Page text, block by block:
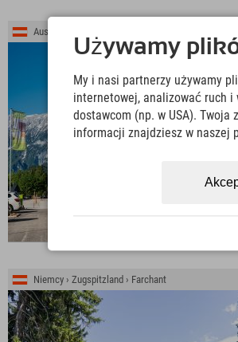
Austria › Górna Austria › Stodertal
Niemcy › Zugspitzland › Farchant
Używamy
My i nasi partnerzy używamy
internetowej, analizować ruch
dostawcom (np. w USA).
informacji znajdziesz w naszej